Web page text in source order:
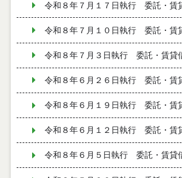
令和８年７月１７日執行 委託・賃
令和８年７月１０日執行 委託・賃
令和８年７月３日執行 委託・賃貸
令和８年６月２６日執行 委託・賃
令和８年６月１９日執行 委託・賃
令和８年６月１２日執行 委託・賃
令和８年６月５日執行 委託・賃貸